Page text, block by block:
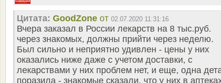
Цитата: GoodZone от 02.07.2020 11:31:16
Вчера заказал в России лекарств на 8 тыс.руб.
через знакомых, должны прийти через неделю.
Был сильно и неприятно удивлен - цены у них
оказались ниже даже с учетом доставки, с
лекарствами у них проблем нет, и еще, одна
поразила - знакомые сказали, что у них в